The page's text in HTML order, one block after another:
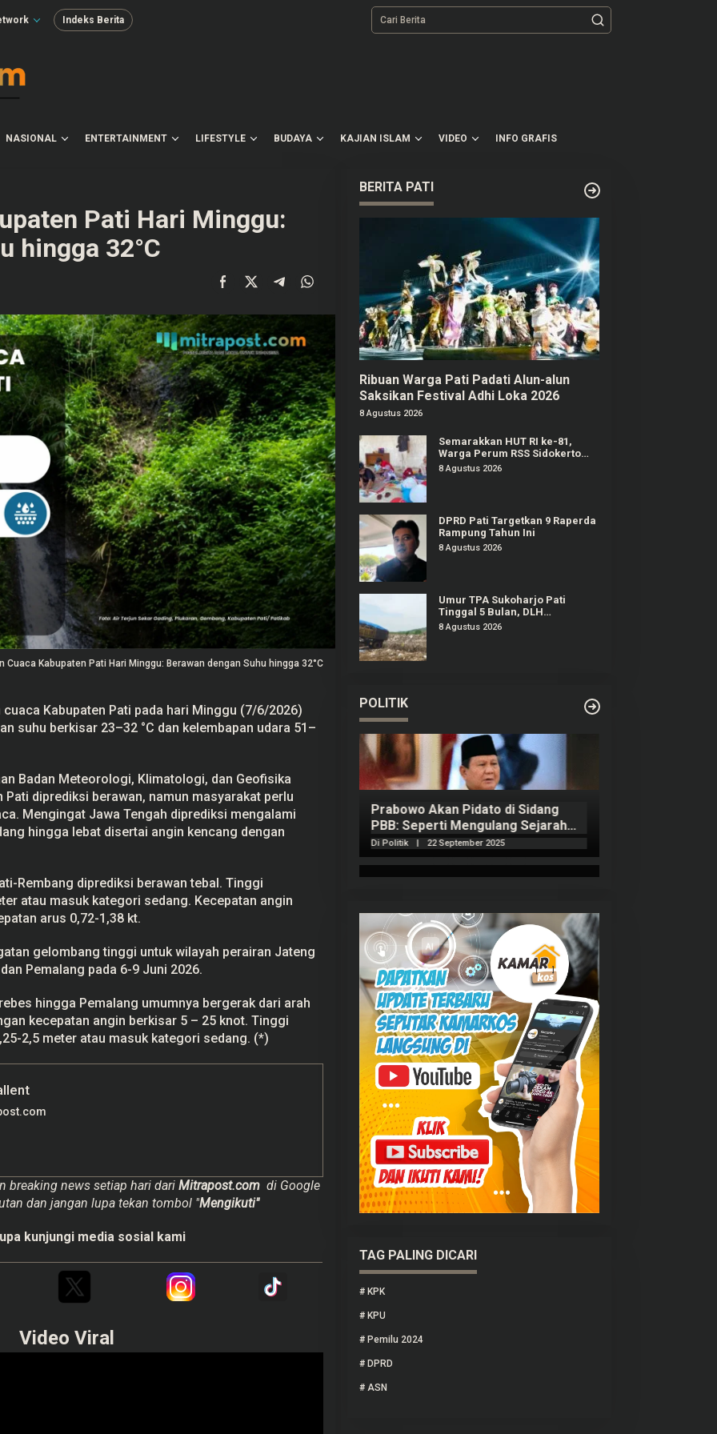
Indeks Berita
NASIONAL ENTERTAINMENT LIFESTYLE BUDAYA KAJIAN ISLAM VIDEO INFO GRAFIS
Pati Hari Minggu:
hingga 32°C
Cuaca Kabupaten Pati Hari Minggu: Berawan dengan Suhu hingga 32°C
cuaca Kabupaten Pati pada hari Minggu (7/6/2026)
suhu berkisar 23–32 °C dan kelembapan udara 51–
Badan Meteorologi, Klimatologi, dan Geofisika
Pati diprediksi berawan, namun masyarakat perlu
Mengingat Jawa Tengah diprediksi mengalami
hingga lebat disertai angin kencang dengan
Rembang diprediksi berawan tebal. Tinggi
atau masuk kategori sedang. Kecepatan angin
arus 0,72-1,38 kt.
gelombang tinggi untuk wilayah perairan Jateng
Pemalang pada 6-9 Juni 2026.
hingga Pemalang umumnya bergerak dari arah
kecepatan angin berkisar 5 – 25 knot. Tinggi
2,5 meter atau masuk kategori sedang. (*)
breaking news setiap hari dariMitrapost.com di Google
dan jangan lupa tekan tombol "Mengikuti"
kunjungi media sosial kami
Video Viral
BERITA PATI
Ribuan Warga Pati Padati Alun-alun
Saksikan Festival Adhi Loka 2026
8 Agustus 2026
Semarakkan HUT RI ke-81,
Warga Perum RSS Sidokerto
Pati Gelar Berbagai Lomba
8 Agustus 2026
DPRD Pati Targetkan 9 Raperda
Rampung Tahun Ini
8 Agustus 2026
Umur TPA Sukoharjo Pati
Tinggal 5 Bulan, DLH
Berencana Perpanjang Satu-
8 Agustus 2026
POLITIK
Gerindra Tuding Ketua Pansus ‘Ada
Main’ dengan Masyarakat Pati
Bersatu
Prabowo Akan Pidato di Sidang
PBB: Seperti Mengulang Sejarah
Sang Ayah
Di Politik | 22 September 2025
TAG PALING DICARI
# KPK
# KPU
# Pemilu 2024
# DPRD
# ASN